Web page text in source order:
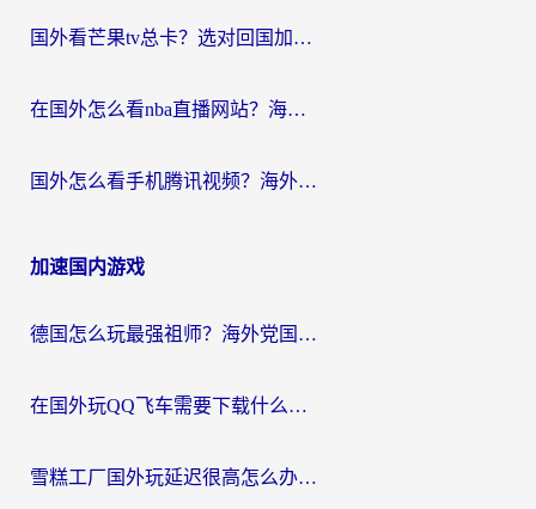
国外看芒果tv总卡？选对回国加速器，轻松追《浪姐》不费劲
在国外怎么看nba直播网站？海外党专属体育观赛指南，告别地区限制！
国外怎么看手机腾讯视频？海外党亲测有效的追剧加速器选择指南
加速国内游戏
德国怎么玩最强祖师？海外党国服游戏加速器选择全攻略（附宝可梦Online实测）
在国外玩QQ飞车需要下载什么加速器呢？海外党亲测有效的国服游戏加速指南
雪糕工厂国外玩延迟很高怎么办？海外玩家国服游戏加速终极攻略（附实测推荐）